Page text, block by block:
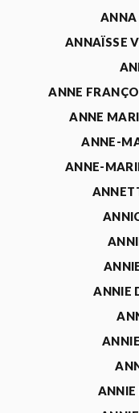
ANNA
ANNAÏSSE
ANNE
ANNE
ANNE-
ANNE-
ANNIE
ANNIE